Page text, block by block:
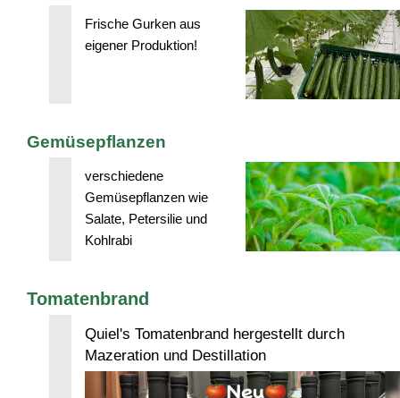
Frische Gurken aus
eigener Produktion!
Gemüsepflanzen
verschiedene
Gemüsepflanzen wie
Salate, Petersilie und
Kohlrabi
Tomatenbrand
Quiel's Tomatenbrand hergestellt durch
Mazeration und Destillation